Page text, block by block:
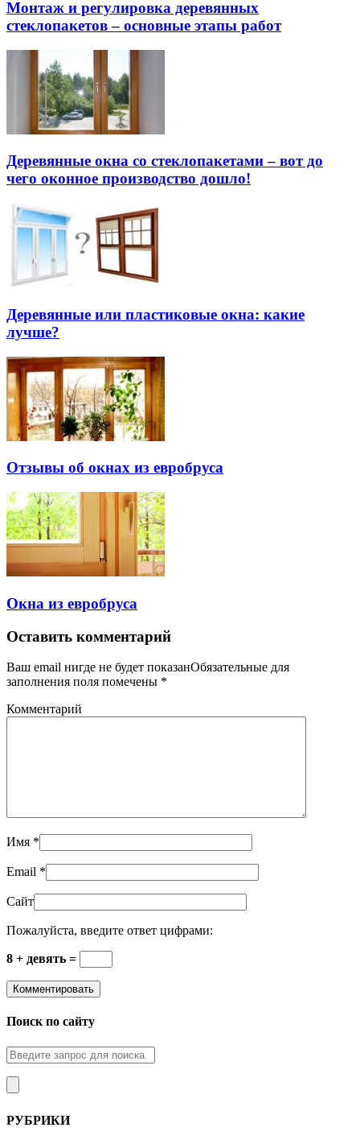
Монтаж и регулировка деревянных
стеклопакетов – основные этапы работ
Деревянные окна со стеклопакетами – вот до
чего оконное производство дошло!
Деревянные или пластиковые окна: какие
лучше?
Отзывы об окнах из евробруса
Окна из евробруса
Оставить комментарий
Ваш email нигде не будет показанОбязательные для
заполнения поля помечены *
Комментарий
Имя *
Email *
Сайт
Пожалуйста, введите ответ цифрами:
8 + девять =
Поиск по сайту
РУБРИКИ